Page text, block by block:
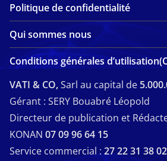
Politique de confidentialité
Qui sommes nous
Conditions générales
VATI & CO,Sarl au capital de
Gérant : SERY Bouabré Léopold
Directeur de publication et
KONAN 07 09 96 64 15
Service commercial : 27 22 31 38 02